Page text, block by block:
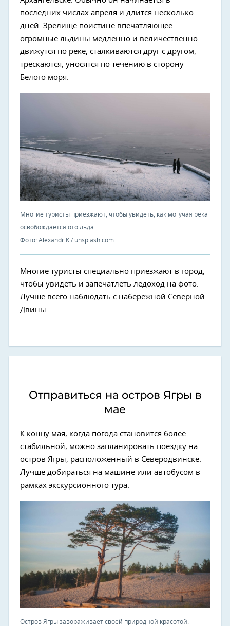
последних числах апреля и длится несколько
дней. Зрелище поистине впечатляющее:
огромные льдины медленно и величественно
движутся по реке, сталкиваются друг с другом,
трескаются, уносятся по течению в сторону
Белого моря.
Многие туристы приезжают, чтобы увидеть, как могучая река
освобождается ото льда.
Фото: Alexandr K / unsplash.com
Многие туристы специально приезжают в город,
чтобы увидеть и запечатлеть ледоход на фото.
Лучше всего наблюдать с набережной Северной
Двины.
Отправиться на остров Ягры в
мае
К концу мая, когда погода становится более
стабильной, можно запланировать поездку на
остров Ягры, расположенный в Северодвинске.
Лучше добираться на машине или автобусом в
рамках экскурсионного тура.
Остров Ягры завораживает своей природной красотой.